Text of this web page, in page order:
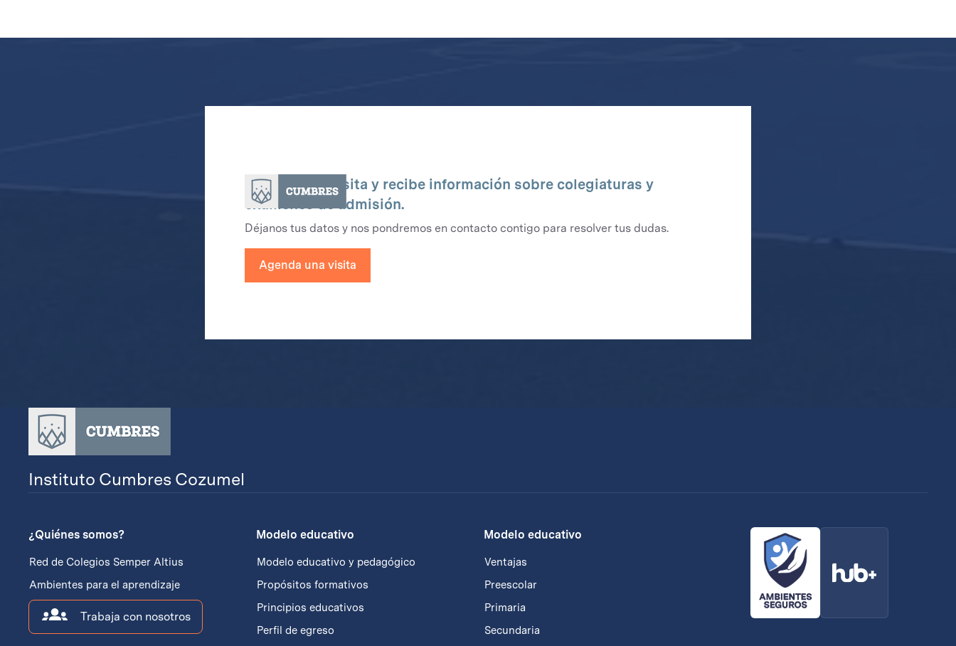
Agenda una visita y recibe información sobre colegiaturas y
exámenes de admisión.
Déjanos tus datos y nos pondremos en contacto contigo para resolver tus dudas.
Agenda una visita
Instituto Cumbres Cozumel
¿Quiénes somos?
Red de Colegios Semper Altius
Ambientes para el aprendizaje
Trabaja con nosotros
Modelo educativo
Modelo educativo y pedagógico
Propósitos formativos
Principios educativos
Perfil de egreso
Modelo educativo
Ventajas
Preescolar
Primaria
Secundaria